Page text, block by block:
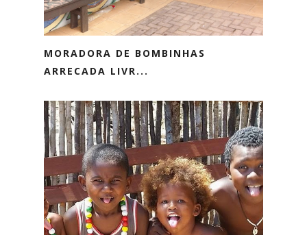
MORADORA DE BOMBINHAS
ARRECADA LIVR...